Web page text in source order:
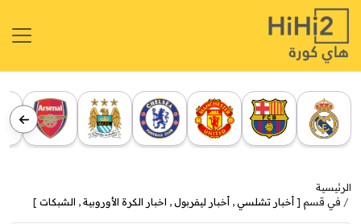
الرئيسية
في قسم [ أخبار تشلسي , أخبار ليفربول , اخبار الكرة الأوروبية , الشبكات ]